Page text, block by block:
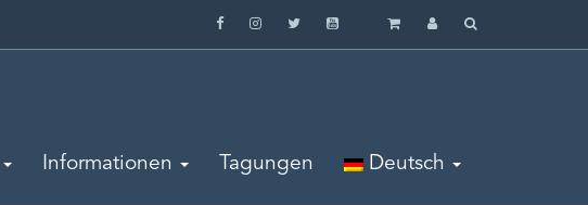
Informationen Tagungen Deutsch